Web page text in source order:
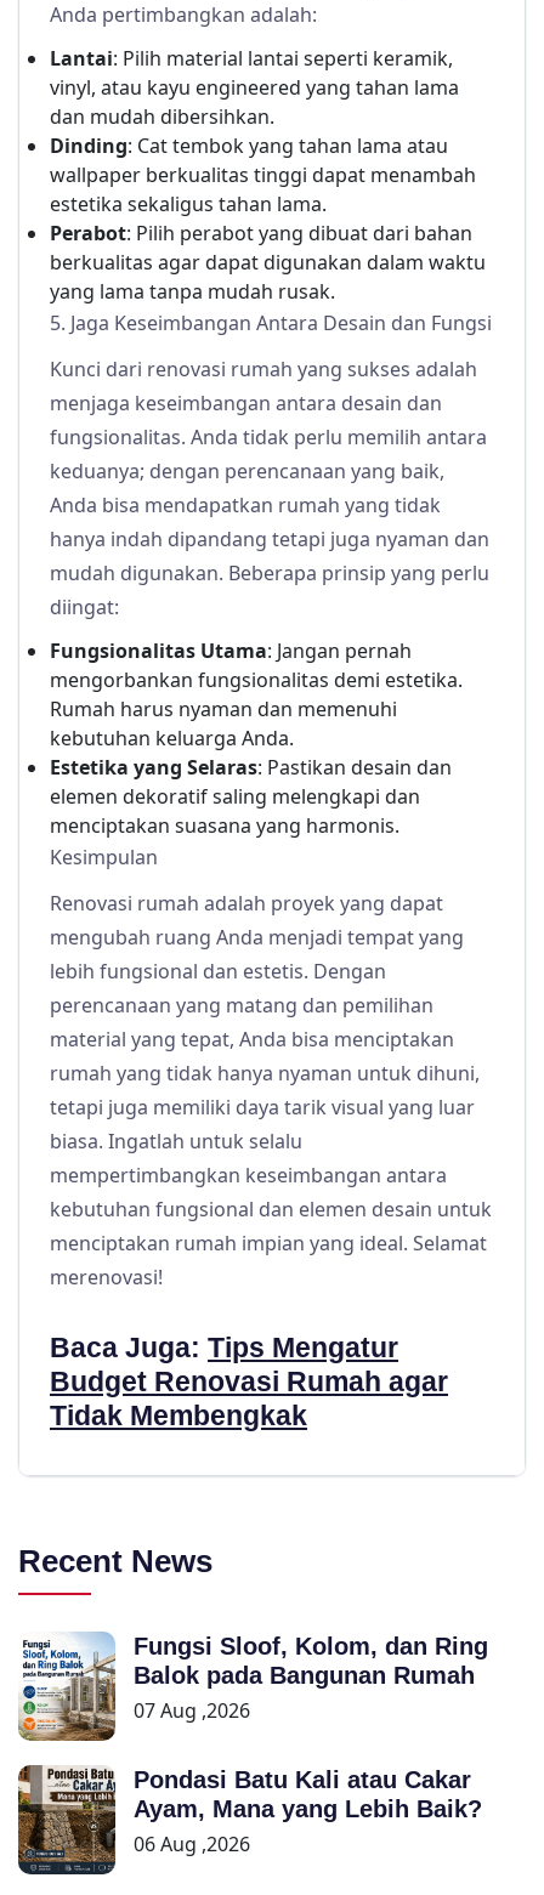
Anda pertimbangkan adalah:
Lantai: Pilih material lantai seperti keramik,
vinyl, atau kayu engineered yang tahan lama
dan mudah dibersihkan.
Dinding: Cat tembok yang tahan lama atau
wallpaper berkualitas tinggi dapat menambah
estetika sekaligus tahan lama.
Perabot: Pilih perabot yang dibuat dari bahan
berkualitas agar dapat digunakan dalam waktu
yang lama tanpa mudah rusak.
5. Jaga Keseimbangan Antara Desain dan Fungsi
Kunci dari renovasi rumah yang sukses adalah
menjaga keseimbangan antara desain dan
fungsionalitas. Anda tidak perlu memilih antara
keduanya; dengan perencanaan yang baik,
Anda bisa mendapatkan rumah yang tidak
hanya indah dipandang tetapi juga nyaman dan
mudah digunakan. Beberapa prinsip yang perlu
diingat:
Fungsionalitas Utama: Jangan pernah
mengorbankan fungsionalitas demi estetika.
Rumah harus nyaman dan memenuhi
kebutuhan keluarga Anda.
Estetika yang Selaras: Pastikan desain dan
elemen dekoratif saling melengkapi dan
menciptakan suasana yang harmonis.
Kesimpulan
Renovasi rumah adalah proyek yang dapat
mengubah ruang Anda menjadi tempat yang
lebih fungsional dan estetis. Dengan
perencanaan yang matang dan pemilihan
material yang tepat, Anda bisa menciptakan
rumah yang tidak hanya nyaman untuk dihuni,
tetapi juga memiliki daya tarik visual yang luar
biasa. Ingatlah untuk selalu
mempertimbangkan keseimbangan antara
kebutuhan fungsional dan elemen desain untuk
menciptakan rumah impian yang ideal. Selamat
merenovasi!
Baca Juga: Tips Mengatur
Budget Renovasi Rumah agar
Tidak Membengkak
Recent News
Fungsi Sloof, Kolom, dan Ring
Balok pada Bangunan Rumah
07 Aug ,2026
Pondasi Batu Kali atau Cakar
Ayam, Mana yang Lebih Baik?
06 Aug ,2026